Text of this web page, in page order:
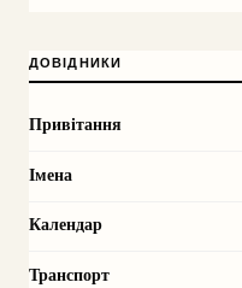
ДОВІДНИКИ
Привітання
Імена
Календар
Транспорт